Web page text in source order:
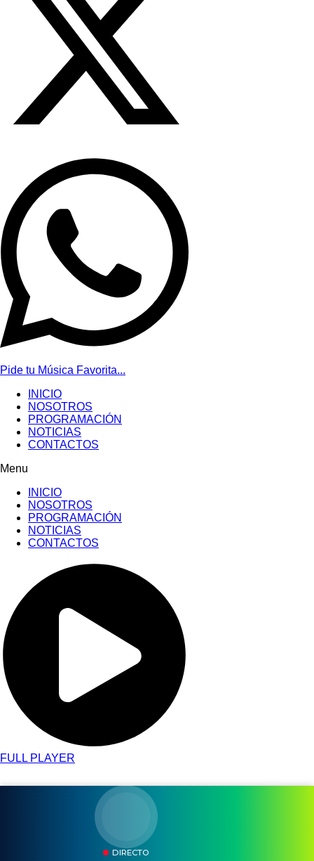
Pide tu Música Favorita...
INICIO
NOSOTROS
PROGRAMACIÓN
NOTICIAS
CONTACTOS
Menu
INICIO
NOSOTROS
PROGRAMACIÓN
NOTICIAS
CONTACTOS
FULL PLAYER
DIRECTO